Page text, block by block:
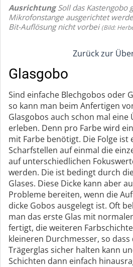
Ausrichtung Soll das Kastengobo
Mikrofonstange ausgerichtet
Bit-Auflösung nicht vorbei (Bild:
Zurück zur
Glasgobo
Sind einfache Blechgobos oder
so kann man beim Anfertigen
Glasgobos auch schon mal eine
erleben. Denn pro Farbe wird
mit Farbe benötigt. Die Folge ist
Scharfstellen auf einmal die
auf unterschiedlichen
werden. Die ist bedingt durch
Glases. Diese Dicke kann aber
Probleme bereiten, wenn die
dicke Gobos ausgelegt ist. Oft
man das erste Glas mit
fertigt, die weiteren
kleineren Durchmesser, so
Trägerglas sicher halten kann
Schichten dann einfach